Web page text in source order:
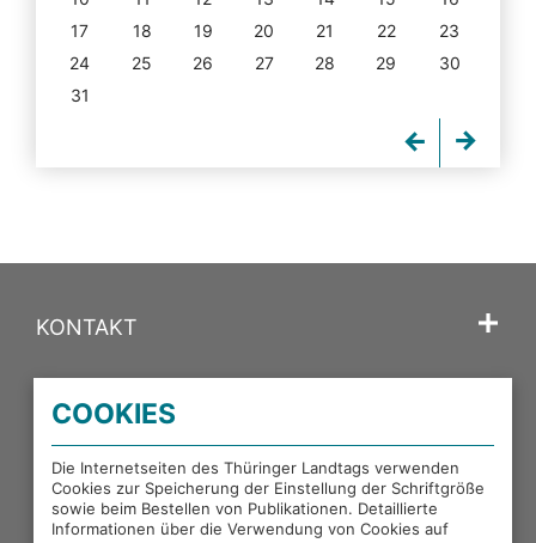
17
18 19 20 21 22
23
24
25 26 27 28 29
30
31
KONTAKT
PORTALE DES THÜRINGER LANDTAGS
EXTERNE LINKS
COOKIES
Die Internetseiten des Thüringer Landtags verwenden
Cookies zur Speicherung der Einstellung der Schriftgröße
sowie beim Bestellen von Publikationen. Detaillierte
Informationen über die Verwendung von Cookies auf